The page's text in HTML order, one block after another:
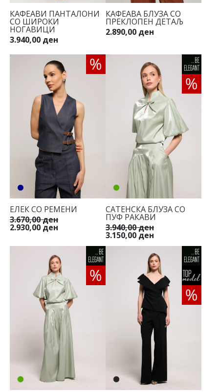
КАФЕАВИ ПАНТАЛОНИ
СО ШИРОКИ
НОГАВИЦИ
3.940,00 ден
КАФЕАВА БЛУЗА СО
ПРЕКЛОПЕН ДЕТАЉ
2.890,00 ден
ЕЛЕК СО РЕМЕНИ
3.670,00 ден
2.930,00 ден
САТЕНСКА БЛУЗА СО
ПУФ РАКАВИ
3.940,00 ден
3.150,00 ден